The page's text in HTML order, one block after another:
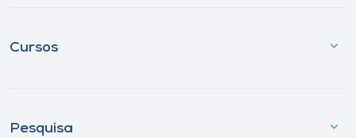
Cursos
Pesquisa